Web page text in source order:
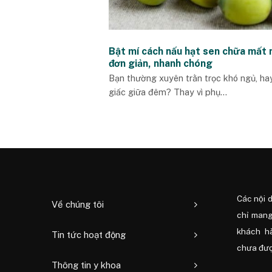
Bật mí cách nấu hạt sen chữa mất
đơn giản, nhanh chóng
Bạn thường xuyên trằn trọc khó ngủ,
giấc giữa đêm? Thay vì phụ...
Về chúng tôi
Tin tức hoạt động
Thông tin y khoa
Các nội
chỉ
khách
chưa